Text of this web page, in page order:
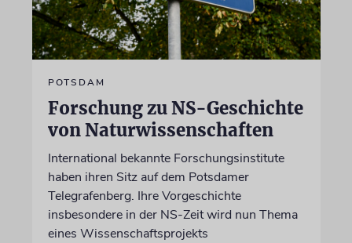
POTSDAM
Forschung zu NS-Geschichte
von Naturwissenschaften
International bekannte Forschungsinstitute
haben ihren Sitz auf dem Potsdamer
Telegrafenberg. Ihre Vorgeschichte
insbesondere in der NS-Zeit wird nun Thema
eines Wissenschaftsprojekts